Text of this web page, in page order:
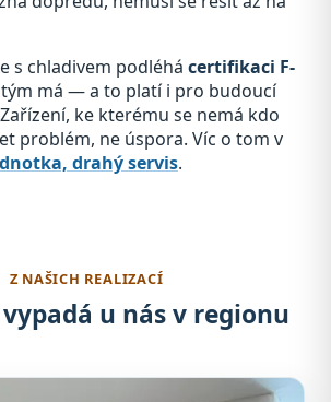
s chladivem podléhá certifikaci F-
má — a to platí i pro budoucí
ke kterému se nemá kdo
problém, ne úspora. Víc o tom v
drahý servis.
Z NAŠICH REALIZACÍ
u nás v regionu